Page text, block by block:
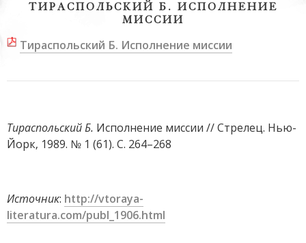
ТИРАСПОЛЬСКИЙ Б. ИСПОЛНЕНИЕ
МИССИИ
Тираспольский Б. Исполнение миссии
Тираспольский Б. Исполнение миссии // Стрелец. Нью-
Йорк, 1989. № 1 (61). С. 264–268
Источник: http://vtoraya-
literatura.com/publ_1906.html